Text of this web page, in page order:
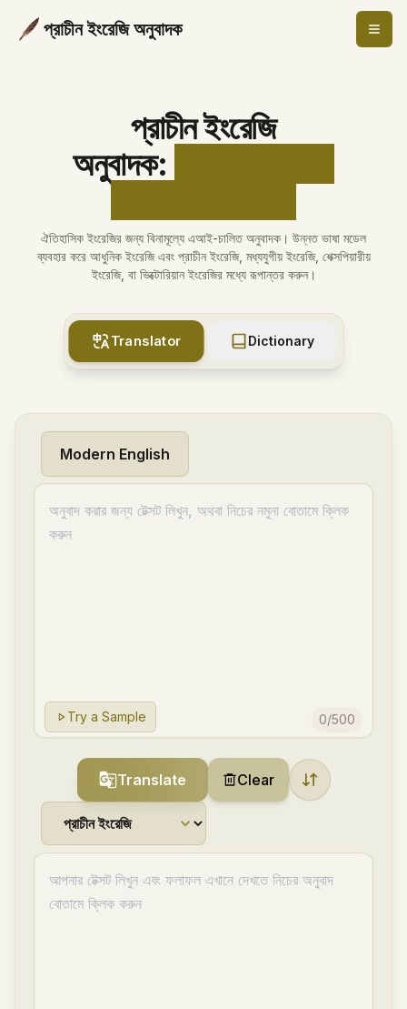
প্রাচীন ইংরেজি অনুবাদক
প্রাচীন ইংরেজি
অনুবাদক:
ঐতিহাসিক ইংরেজির জন্য বিনামূল্যে এআই-চালিত অনুবাদক। উন্নত ভাষা মডেল
ব্যবহার করে আধুনিক ইংরেজি এবং প্রাচীন ইংরেজি, মধ্যযুগীয় ইংরেজি, শেক্সপিয়ারীয়
ইংরেজি, বা ভিক্টোরিয়ান ইংরেজির মধ্যে রূপান্তর করুন।
Translator Dictionary
Modern English
Try a Sample 0/500
Translate Clear
আপনার টেক্সট লিখুন এবং ফলাফল এখানে দেখতে নিচের অনুবাদ
বোতামে ক্লিক করুন